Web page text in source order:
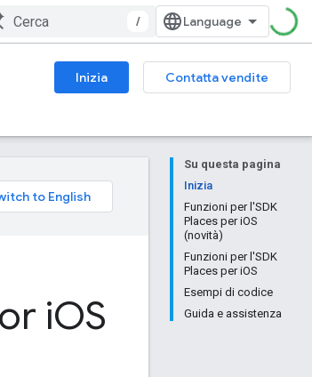
/
Inizia
Contatta vendite
Su questa pagina
Inizia
Funzioni per l'SDK
Places per iOS
(novità)
Funzioni per l'SDK
Places per iOS
Esempi di codice
Guida e assistenza
iOS